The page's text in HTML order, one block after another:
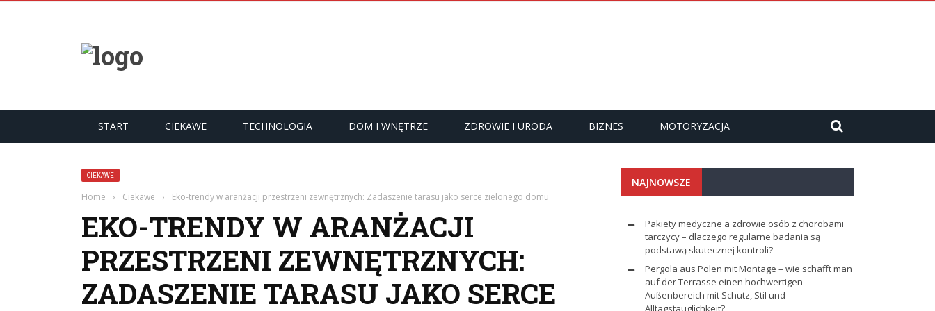
START CIEKAWE TECHNOLOGIA DOM I WNĘTRZE ZDROWIE I URODA BIZNES MOTORYZACJA
CIEKAWE
Home › Ciekawe › Eko-trendy w aranżacji przestrzeni zewnętrznych: Zadaszenie tarasu jako serce zielonego domu
EKO-TRENDY W ARANŻACJI
PRZESTRZENI ZEWNĘTRZNYCH:
ZADASZENIE TARASU JAKO SERCE
NAJNOWSZE
Pakiety medyczne a zdrowie osób z chorobami
tarczycy – dlaczego regularne badania są
podstawą skutecznej kontroli?
Pergola aus Polen mit Montage – wie schafft man
auf der Terrasse einen hochwertigen
Außenbereich mit Schutz, Stil und
Alltagstauglichkeit?